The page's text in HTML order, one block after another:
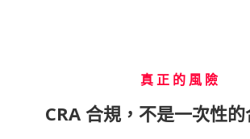
真正的風險
CRA 合規，不是一次性